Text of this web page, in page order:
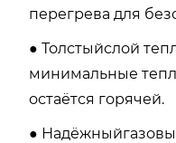
перегрева для
● Толстыйслой
минимальные
остаётся горячей.
●